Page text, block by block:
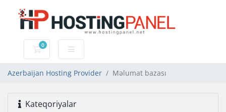
0
Səbət
Azerbaijan Hosting Provider Məlumat bazası
Kateqoriyalar